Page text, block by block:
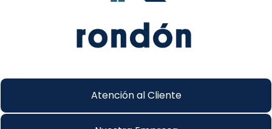
Atención al Cliente